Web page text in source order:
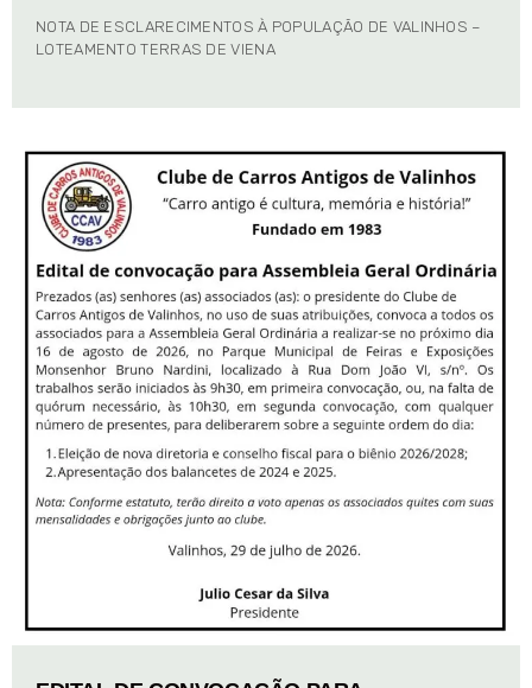
NOTA DE ESCLARECIMENTOS À POPULAÇÃO DE VALINHOS –
LOTEAMENTO TERRAS DE VIENA